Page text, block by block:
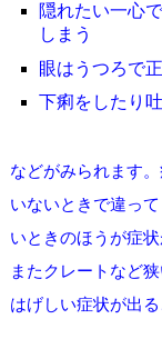
隠れたい一心
しまう
眼はうつろで
下痢をしたり
などがみられます
いないときで違っ
いときのほうが症状
またクレートなど
はげしい症状が出る